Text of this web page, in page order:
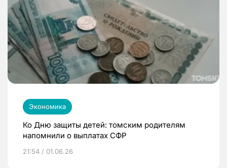
Экономика
Ко Дню защиты детей: томским родителям
напомнили о выплатах СФР
21:54 / 01.06.26